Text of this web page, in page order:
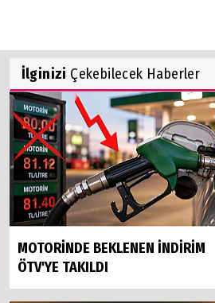
İlginizi Çekebilecek Haberler
MOTORİNDE BEKLENEN İNDİRİM
ÖTV'YE TAKILDI